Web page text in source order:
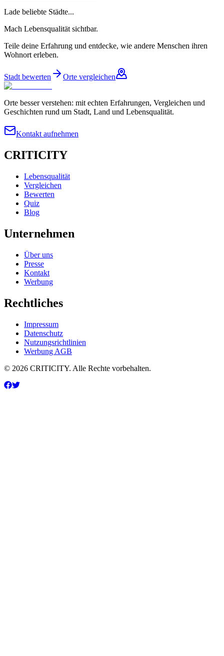
Lade beliebte Städte...
Mach Lebensqualität sichtbar.
Teile deine Erfahrung und entdecke, wie andere Menschen ihren
Wohnort erleben.
Stadt bewerten Orte vergleichen
Orte besser verstehen: mit echten Erfahrungen, Vergleichen und
Geschichten rund um Stadt, Land und Lebensqualität.
Kontakt aufnehmen
CRITICITY
Lebensqualität
Vergleichen
Bewerten
Quiz
Blog
Unternehmen
Über uns
Presse
Kontakt
Werbung
Rechtliches
Impressum
Datenschutz
Nutzungsrichtlinien
Werbung AGB
© 2026 CRITICITY. Alle Rechte vorbehalten.